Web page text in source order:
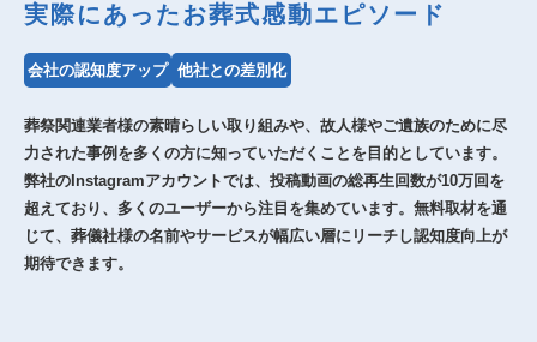
実際にあったお葬式感動エピソード
会社の認知度アップ 他社との差別化
葬祭関連業者様の素晴らしい取り組みや、故人様やご遺族のために尽
力された事例を多くの方に知っていただくことを目的としています。
弊社のInstagramアカウントでは、投稿動画の総再生回数が10万回を
超えており、多くのユーザーから注目を集めています。無料取材を通
じて、葬儀社様の名前やサービスが幅広い層にリーチし認知度向上が
期待できます。